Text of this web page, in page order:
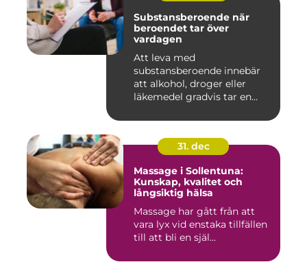
Substansberoende när
beroendet tar över
vardagen
Att leva med
substansberoende innebär
att alkohol, droger eller
läkemedel gradvis tar en
31. dec
Massage i Sollentuna:
Kunskap, kvalitet och
långsiktig hälsa
Massage har gått från att
vara lyx vid enstaka tillfällen
till att bli en själ...